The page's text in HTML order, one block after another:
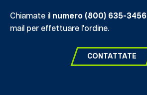
Chiamate il numero (800) 635-3456
mail per effettuare l'ordine.
CONTATTATE